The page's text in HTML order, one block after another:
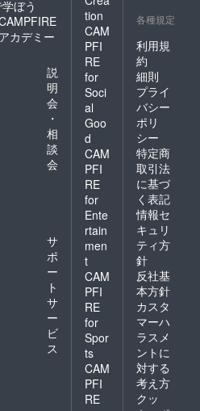
ぼう
アカデミー
説
明
会
・
相
談
会
サ
ポ
ー
ト
サ
ー
ビ
ス
tion
CAM
PFI
RE
for
Soci
al
Goo
d
CAM
PFI
RE
for
Ente
rtain
men
t
CAM
PFI
RE
for
Spor
ts
CAM
PFI
RE
各種規定
利用規
約
細則
プライ
バシー
ポリ
シー
特定商
取引法
に基づ
く表記
情報セ
キュリ
ティ方
針
反社基
本方針
カスタ
マーハ
ラスメ
ントに
対する
考え方
クッ